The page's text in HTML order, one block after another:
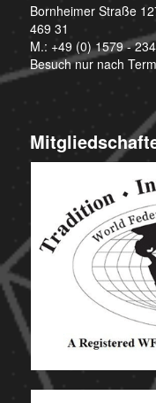
Bornheimer Straße
469 31
M.: +49 (0) 1579 -
Besuch nur nach